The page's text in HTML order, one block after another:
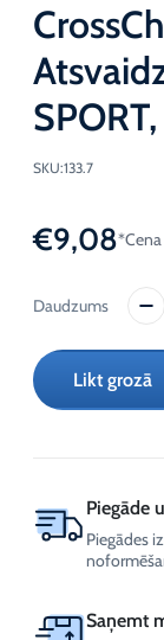
SKU:133.7
€9,08
CrossChem
Atsvaidzinātājs
ACTIVE
SPORT,
Likt grozā
Piegāde
Piegādes
Saņemt